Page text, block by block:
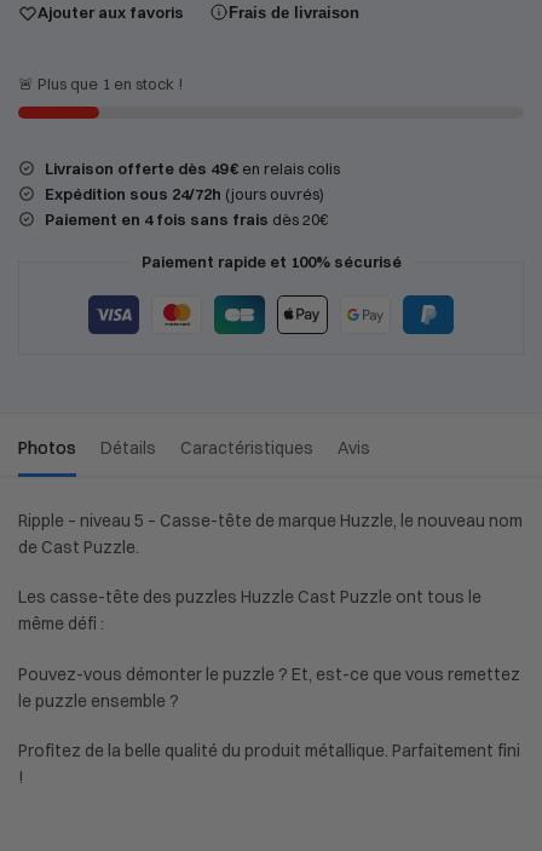
Ajouter aux favoris Frais de livraison
🚨 Plus que 1 en stock !
Livraison offerte dès 49 € en relais colis
Expédition sous 24/72h (jours ouvrés)
Paiement en 4 fois sans frais dès 20€
Paiement rapide et 100% sécurisé
Photos Détails Caractéristiques Avis
Ripple – niveau 5 – Casse-tête de marque Huzzle, le nouveau nom
de Cast Puzzle.
Les casse-tête des puzzles Huzzle Cast Puzzle ont tous le
même défi :
Pouvez-vous démonter le puzzle ? Et, est-ce que vous remettez
le puzzle ensemble ?
Profitez de la belle qualité du produit métallique. Parfaitement fini
!